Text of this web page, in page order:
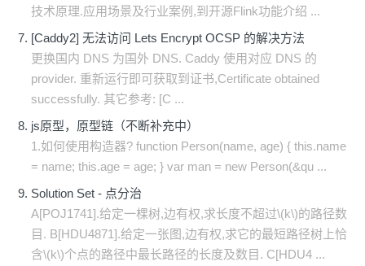
技术原理.应用场景及行业案例,到开源Flink功能介绍 ...
[Caddy2] 无法访问 Lets Encrypt OCSP 的解决方法
更换国内 DNS 为国外 DNS. Caddy 使用对应 DNS 的
provider. 重新运行即可获取到证书,Certificate obtained
successfully. 其它参考: [C ...
js原型，原型链（不断补充中）
1.如何使用构造器? function Person(name, age) { this.name
= name; this.age = age; } var man = new Person(&qu ...
Solution Set - 点分治
A[POJ1741].给定一棵树,边有权,求长度不超过\(k\)的路径数
目. B[HDU4871].给定一张图,边有权,求它的最短路径树上恰
含\(k\)个点的路径中最长路径的长度及数目. C[HDU4 ...